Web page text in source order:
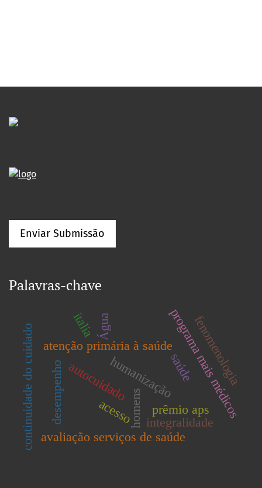
Enviar Submissão
Palavras-chave
atenção primária à saúde
autocuidado
desempenho programa mais médicos
humanização fenomenologia
saúde
homens
continuidade do cuidado avaliação serviços de saúde
Água
prêmio aps
italia
acesso integralidade